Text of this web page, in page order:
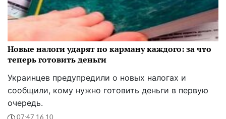
Новые налоги ударят по карману каждого: за что
теперь готовить деньги
Украинцев предупредили о новых налогах и
сообщили, кому нужно готовить деньги в первую
очередь.